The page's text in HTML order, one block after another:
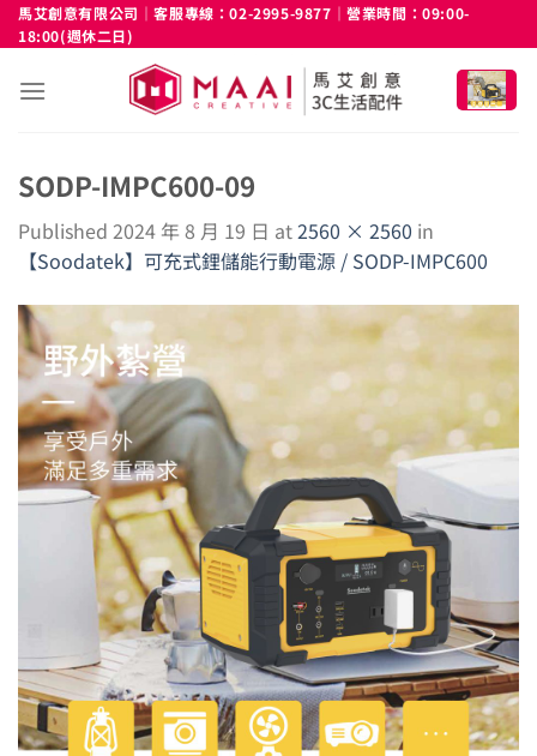
Skip
to
馬艾創意有限公司｜客服專線：02-2995-9877｜營業時間：09:00-
18:00(週休二日)
SODP-IMPC600-09
Published 2024 年 8 月 19 日 at2560 × 2560 in
【Soodatek】可充式鋰儲能行動電源 / SODP-IMPC600